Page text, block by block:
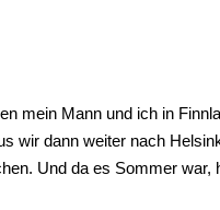
mein Mann und ich in
wir dann weiter nach
Und da es Sommer